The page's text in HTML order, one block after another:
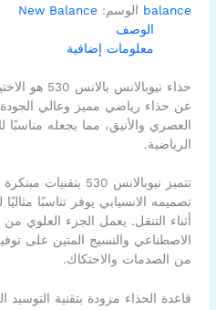
balance الوسم: New Balance
الوصف
معلومات إضافية
حذاء
عن حذاء رياضي مميز وعالي الجودة.
العصري والأنيق، مما يجعله مناسبًا
الرياضية.
تتميز نيوبالانس 530
تصميمه الانسيابي يوفر تناسبًا
أثناء التنقل. يعمل الجزء العلوي
الاصطناعي والنسيج المتين على
من الصدمات والاحتكاك.
قاعدة الحذاء مزودة بتقنية التوسيد